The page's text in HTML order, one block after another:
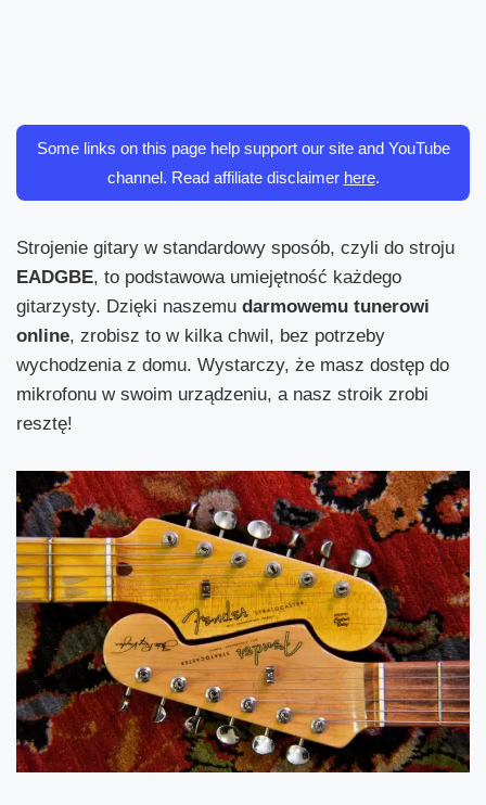
Some links on this page help support our site and YouTube
channel. Read affiliate disclaimer here.
Strojenie gitary w standardowy sposób, czyli do stroju
EADGBE, to podstawowa umiejętność każdego
gitarzysty. Dzięki naszemu darmowemu tunerowi
online, zrobisz to w kilka chwil, bez potrzeby
wychodzenia z domu. Wystarczy, że masz dostęp do
mikrofonu w swoim urządzeniu, a nasz stroik zrobi
resztę!